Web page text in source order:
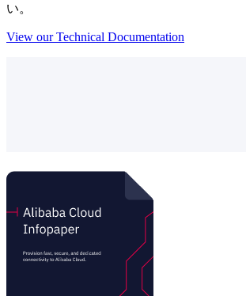
い。
View our Technical Documentation